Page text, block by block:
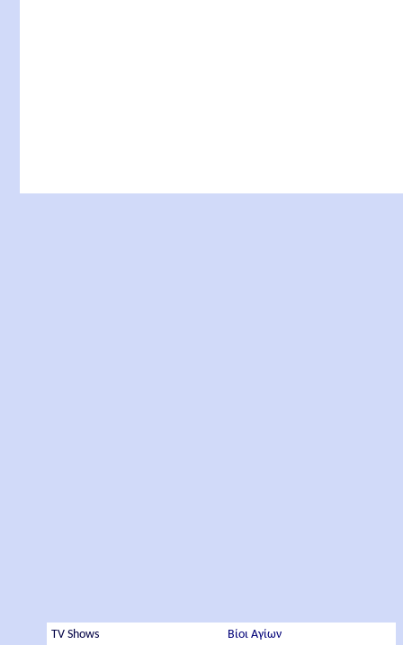
TV Shows
Βίοι Αγίων